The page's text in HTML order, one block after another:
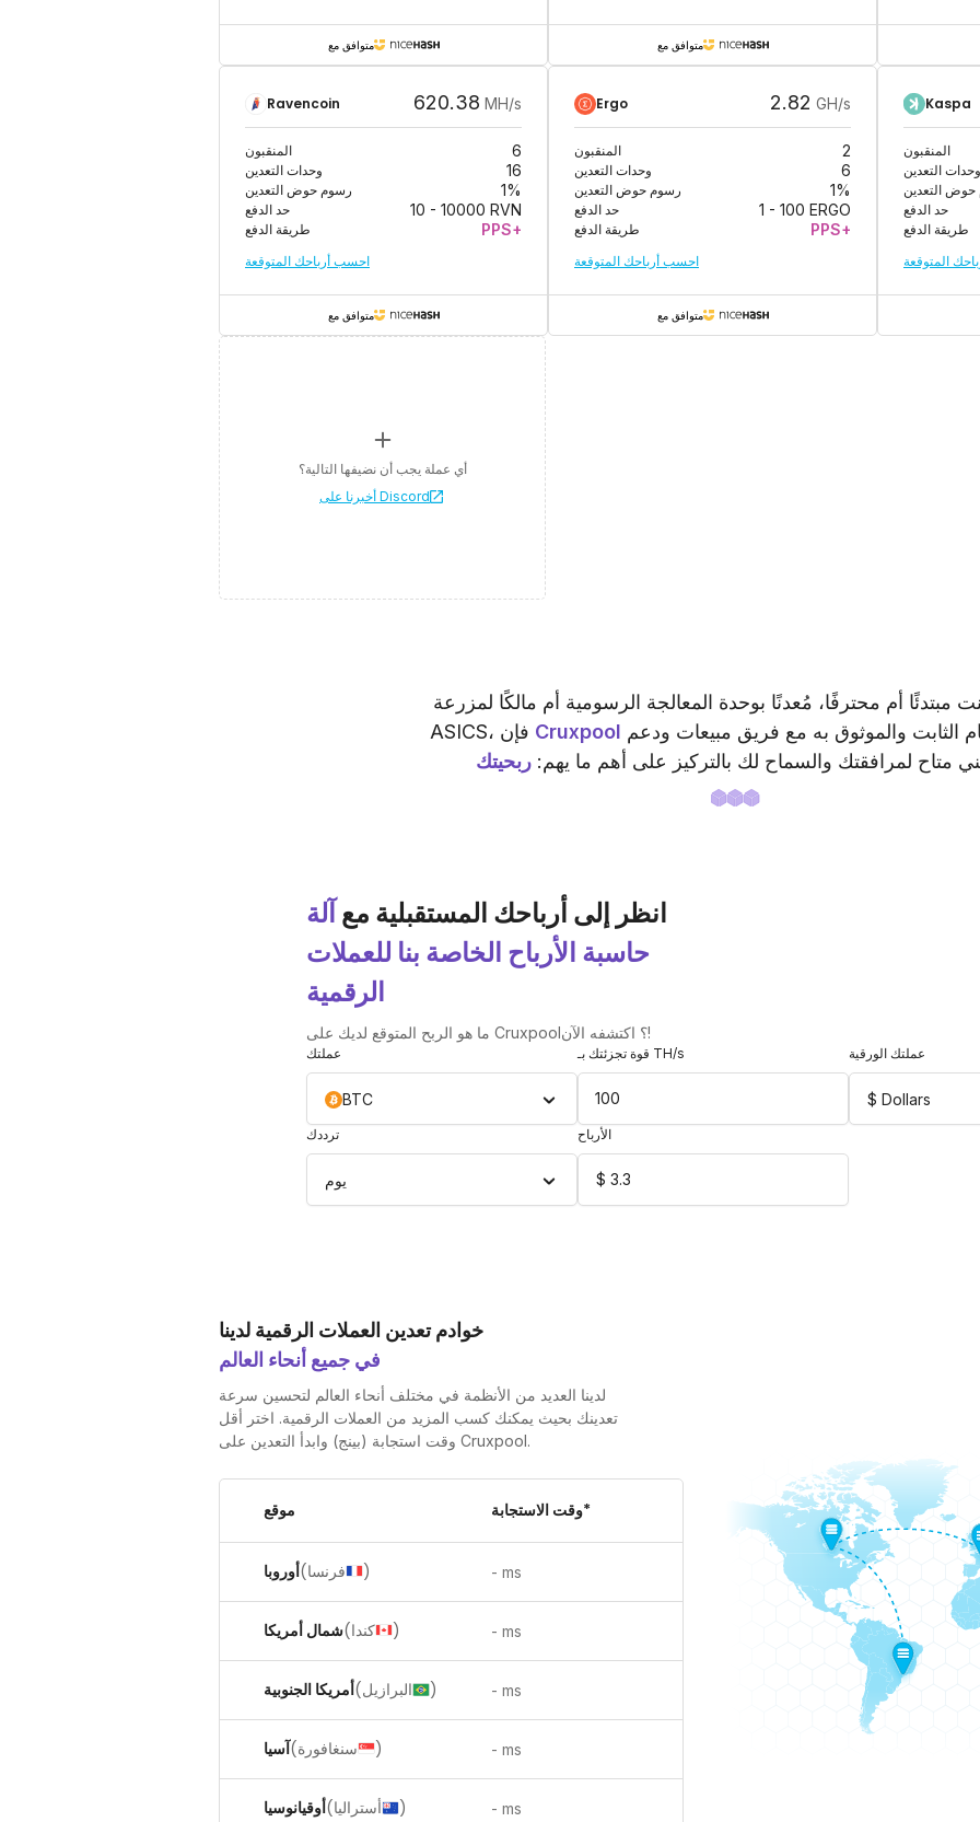
متوافق مع متوافق مع
Ravencoin 620.38 MH/s
المنقبون
6
وحدات التعدين
16
رسوم حوض التعدين
1%
حد الدفع
10 - 10000 RVN
طريقة الدفع
PPS+
احسب أرباحك المتوقعة
متوافق مع
Ergo 2.82 GH/s
المنقبون
2
وحدات التعدين
6
رسوم حوض التعدين
1%
حد الدفع
1 - 100 ERGO
طريقة الدفع
PPS+
احسب أرباحك المتوقعة
متوافق مع
Kaspa
المنقبون
وحدات التعدين
التعدين
حد الدفع
طريقة الدفع
المتوقعة
أي عملة يجب أن نضيفها التالية؟
أخبرنا على Discord
مبتدئًا أم محترفًا، مُعدنًا بوحدة المعالجة الرسومية أم مالكًا لمزرعة
Cruxpool
متاح لمرافقتك والسماح لك بالتركيز على أهم ما يهم:ربحيتك
انظر إلى أرباحك المستقبلية معآلة
حاسبة الأرباح الخاصة بنا للعملات
الرقمية
ما هو الربح المتوقع لديك على Cruxpool؟ اكتشفه الآن!
عملتك
BTC
قوة تجزئتك بـ TH/s عملتك الورقية
$ Dollars
ترددك
يوم
الأرباح
$ 3.3
خوادم تعدين العملات الرقمية لدينا
في جميع أنحاء العالم
لدينا العديد من الأنظمة في مختلف أنحاء العالم لتحسين سرعة
تعدينك بحيث يمكنك كسب المزيد من العملات الرقمية. اختر أقل
وقت استجابة (بينج) وابدأ التعدين على Cruxpool.
موقع وقت الاستجابة*
أوروبا(فرنسا ) - ms
شمال أمريكا(كندا ) - ms
أمريكا الجنوبية(البرازيل ) - ms
آسيا(سنغافورة ) - ms
أوقيانوسيا(أستراليا ) - ms